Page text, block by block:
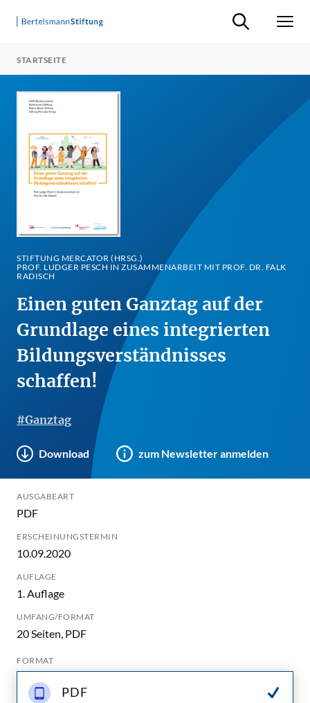
Suche ein-/
STARTSEITE
STIFTUNG MERCATOR (HRSG.)
PROF. LUDGER PESCH IN ZUSAMMENARBEIT MIT PROF. DR. FALK
RADISCH
Einen guten Ganztag auf der
Grundlage eines integrierten
Bildungsverständnisses
schaffen!
#Ganztag
Download zum Newsletter anmelden
AUSGABEART
PDF
ERSCHEINUNGSTERMIN
10.09.2020
AUFLAGE
1. Auflage
UMFANG/FORMAT
20 Seiten, PDF
FORMAT
PDF